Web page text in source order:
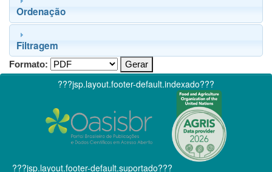
Ordenação
Filtragem
Formato:
???jsp.layout.footer-default.indexado???
???jsp.layout.footer-default.suportado???